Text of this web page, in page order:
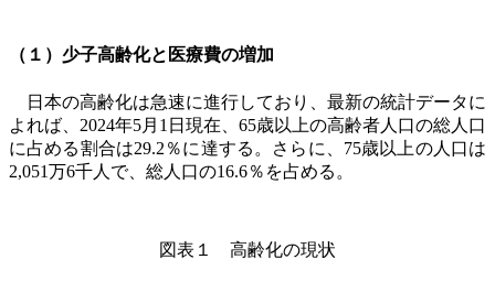
（１）少子高齢化と医療費の増加
日本の高齢化は急速に進行しており、最新の統計データに
よれば、 2024年5月 1 日現在、 65歳以上の高齢者人口の総人口
に占める割合は29.2 ％に達する。さらに、 75歳以上の人口は
2,051万6千人で、総人口の16.6％を占める。
図表１ 高齢化の現状